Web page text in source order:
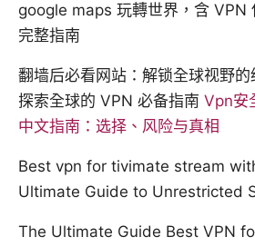
google maps 玩轉世界，含 VPN
完整指南
翻墙后必看网站：解锁全球视野
探索全球的 VPN 必备指南 Vpn安
中文指南：选择、风险与真相
Best vpn for tivimate stream
Ultimate Guide to Unrestricted
The Ultimate Guide Best VPN